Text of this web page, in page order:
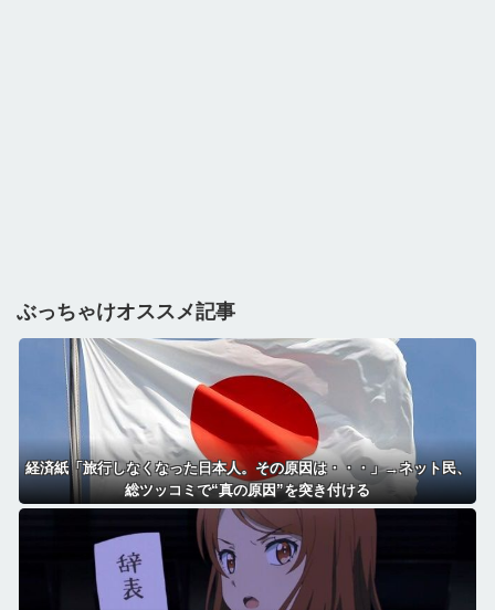
ぶっちゃけオススメ記事
経済紙「旅行しなくなった日本人。その原因は・・・」→ネット民、
総ツッコミで“真の原因”を突き付ける